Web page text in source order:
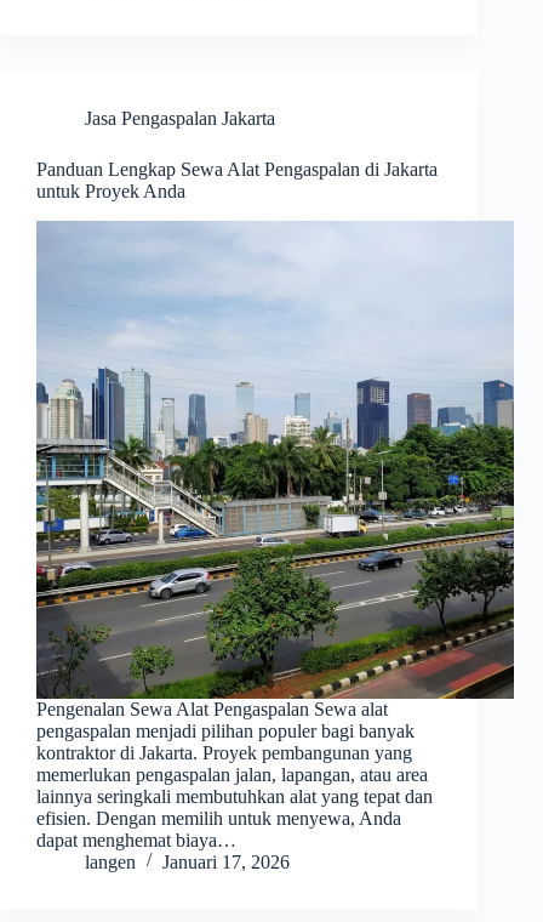
Jasa Pengaspalan Jakarta
Panduan Lengkap Sewa Alat Pengaspalan di Jakarta
untuk Proyek Anda
Pengenalan Sewa Alat Pengaspalan Sewa alat
pengaspalan menjadi pilihan populer bagi banyak
kontraktor di Jakarta. Proyek pembangunan yang
memerlukan pengaspalan jalan, lapangan, atau area
lainnya seringkali membutuhkan alat yang tepat dan
efisien. Dengan memilih untuk menyewa, Anda
dapat menghemat biaya…
langen
Januari 17, 2026